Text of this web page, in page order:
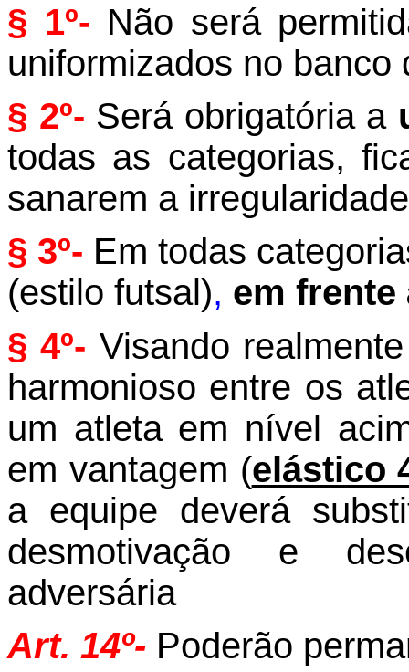
§ 1º- Não será
uniformizados no banco
§ 2º- Será obrigatória a
todas as categorias,
sanarem a
§ 3º- Em todas
(estilo futsal), em frente
§ 4º- Visando
harmonioso entre os
um atleta em nível
em vantagem (elástico
a equipe deverá
desmotivação e
adversária
Art. 14º- Poderão